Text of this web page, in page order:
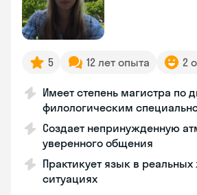
5 12 лет опыта 2
Имеет степень магистра по
филологическим
Создает непринужденную
уверенного общения
Практикует язык в
ситуациях